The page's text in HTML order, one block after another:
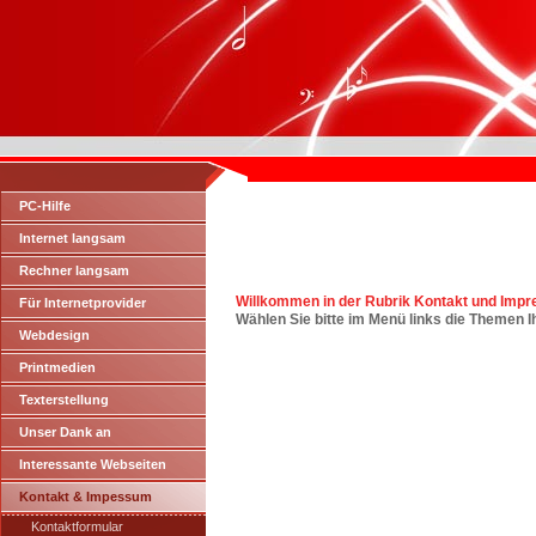
PC-Hilfe
Internet langsam
Rechner langsam
Für Internetprovider
Webdesign
Printmedien
Texterstellung
Unser Dank an
Interessante Webseiten
Kontakt & Impessum
Kontaktformular
Willkommen in der Rubrik Kontakt und
Wählen Sie bitte im Menü links die Themen